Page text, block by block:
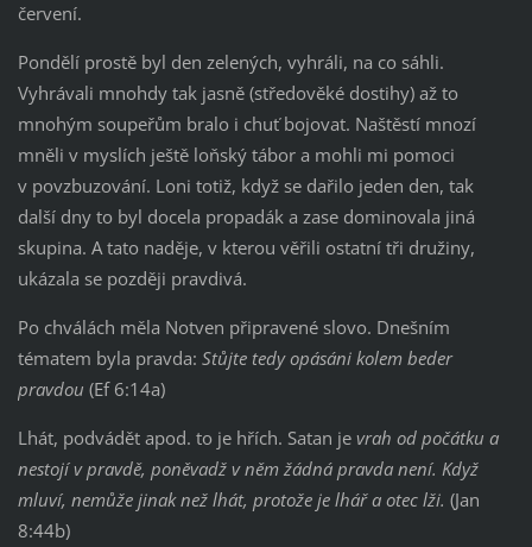
červení.
Pondělí prostě byl den zelených, vyhráli, na co sáhli.
Vyhrávali mnohdy tak jasně (středověké dostihy) až to
mnohým soupeřům bralo i chuť bojovat. Naštěstí mnozí
mněli v myslích ještě loňský tábor a mohli mi pomoci
v povzbuzování. Loni totiž, když se dařilo jeden den, tak
další dny to byl docela propadák a zase dominovala jiná
skupina. A tato naděje, v kterou věřili ostatní tři družiny,
ukázala se později pravdivá.
Po chválách měla Notven připravené slovo. Dnešním
tématem byla pravda: Stůjte tedy opásáni kolem beder
pravdou (Ef 6:14a)
Lhát, podvádět apod. to je hřích. Satan je vrah od počátku a
nestojí v pravdě, poněvadž v něm žádná pravda není. Když
mluví, nemůže jinak než lhát, protože je lhář a otec lži. (Jan
8:44b)